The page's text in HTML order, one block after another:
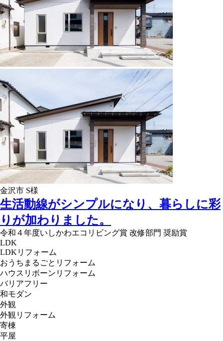
金沢市 S様
生活動線がシンプルになり、暮らしに彩
りが加わりました。
令和４年度いしかわエコリビング賞 改修部門 奨励賞
LDK
LDKリフォーム
おうちまるごとリフォーム
ハウスリボーンリフォーム
バリアフリー
和モダン
外観
外観リフォーム
寄棟
平屋